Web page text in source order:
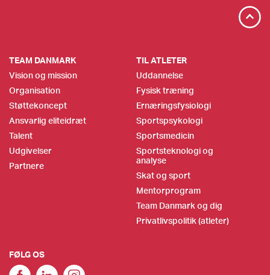
TEAM DANMARK
Vision og mission
Organisation
Støttekoncept
Ansvarlig eliteidræt
Talent
Udgivelser
Partnere
TIL ATLETER
Uddannelse
Fysisk træning
Ernæringsfysiologi
Sportspsykologi
Sportsmedicin
Sportsteknologi og
analyse
Skat og sport
Mentorprogram
Team Danmark og dig
Privatlivspolitik (atleter)
FØLG OS